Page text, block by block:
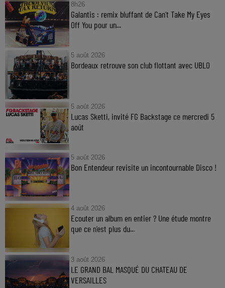
8h26
Galantis : remix bluffant de Can’t Take My Eyes
Off You pour un...
5 août 2026
Bordeaux retrouve son club flottant avec UBLO
5 août 2026
Lucas Sketti, invité FG Backstage ce mercredi 5
août
5 août 2026
Bon Entendeur revisite un incontournable Disco !
4 août 2026
Ecouter un album en entier ? Une étude montre
que ce n’est plus du...
3 août 2026
LE GRAND BAL MASQUÉ DU CHATEAU DE
VERSAILLES